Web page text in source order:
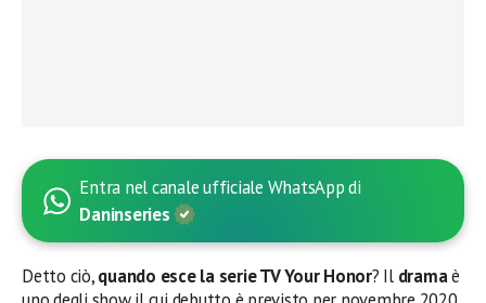
Entra nel canale ufficiale WhatsApp di
Daninseries
Detto ciò,quando esce la serie TVYour Honor? Ildramaè